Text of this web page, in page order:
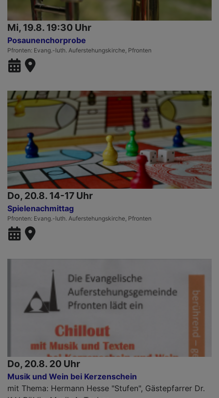
Mi, 19.8. 19:30 Uhr
Posaunenchorprobe
Pfronten Evang.-luth. Auferstehungskirche, Pfronten
Do, 20.8. 14-17 Uhr
Spielenachmittag
Pfronten Evang.-luth. Auferstehungskirche, Pfronten
Do, 20.8. 20 Uhr
Musik und Wein bei Kerzenschein
mit Thema: Hermann Hesse "Stufen", Gästepfarrer Dr.